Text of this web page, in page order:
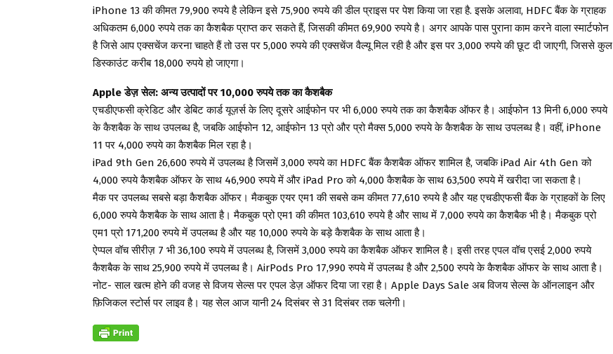
iPhone 13 की कीमत 79,900 रुपये है लेकिन इसे 75,900 रुपये की डील प्राइस पर पेश किया जा रहा है. इसके अलावा, HDFC बैंक के ग्राहक
अधिकतम 6,000 रुपये तक का कैशबैक प्राप्त कर सकते हैं, जिसकी कीमत 69,900 रुपये है। अगर आपके पास पुराना काम करने वाला स्मार्टफोन
है जिसे आप एक्सचेंज करना चाहते हैं तो उस पर 5,000 रुपये की एक्सचेंज वैल्यू मिल रही है और इस पर 3,000 रुपये की छूट दी जाएगी, जिससे कुल
डिस्काउंट करीब 18,000 रुपये हो जाएगा।
Apple डेज़ सेल: अन्य उत्पादों पर 10,000 रुपये तक का कैशबैक
एचडीएफसी क्रेडिट और डेबिट कार्ड यूज़र्स के लिए दूसरे आईफोन पर भी 6,000 रुपये तक का कैशबैक ऑफर है। आईफोन 13 मिनी 6,000 रुपये
के कैशबैक के साथ उपलब्ध है, जबकि आईफोन 12, आईफोन 13 प्रो और प्रो मैक्स 5,000 रुपये के कैशबैक के साथ उपलब्ध है। वहीं, iPhone
11 पर 4,000 रुपये का कैशबैक मिल रहा है।
iPad 9th Gen 26,600 रुपये में उपलब्ध है जिसमें 3,000 रुपये का HDFC बैंक कैशबैक ऑफर शामिल है, जबकि iPad Air 4th Gen को
4,000 रुपये कैशबैक ऑफर के साथ 46,900 रुपये में और iPad Pro को 4,000 कैशबैक के साथ 63,500 रुपये में खरीदा जा सकता है।
मैक पर उपलब्ध सबसे बड़ा कैशबैक ऑफर। मैकबुक एयर एम1 की सबसे कम कीमत 77,610 रुपये है और यह एचडीएफसी बैंक के ग्राहकों के लिए
6,000 रुपये कैशबैक के साथ आता है। मैकबुक प्रो एम1 की कीमत 103,610 रुपये है और साथ में 7,000 रुपये का कैशबैक भी है। मैकबुक प्रो
एम1 प्रो 171,200 रुपये में उपलब्ध है और यह 10,000 रुपये के बड़े कैशबैक के साथ आता है।
ऐप्पल वॉच सीरीज़ 7 भी 36,100 रुपये में उपलब्ध है, जिसमें 3,000 रुपये का कैशबैक ऑफर शामिल है। इसी तरह एपल वॉच एसई 2,000 रुपये
कैशबैक के साथ 25,900 रुपये में उपलब्ध है। AirPods Pro 17,990 रुपये में उपलब्ध है और 2,500 रुपये के कैशबैक ऑफर के साथ आता है।
नोट- साल खत्म होने की वजह से विजय सेल्स पर एपल डेज़ ऑफर दिया जा रहा है। Apple Days Sale अब विजय सेल्स के ऑनलाइन और
फ़िजिकल स्टोर्स पर लाइव है। यह सेल आज यानी 24 दिसंबर से 31 दिसंबर तक चलेगी।